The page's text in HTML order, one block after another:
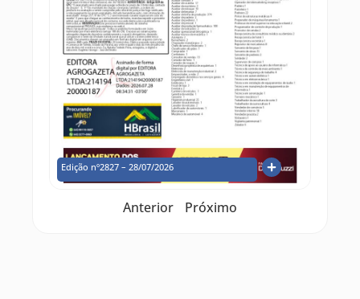
Edição nº2827 – 28/07/2026
Anterior Próximo